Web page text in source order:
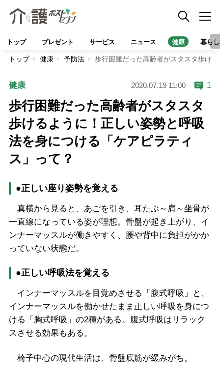
トップ プレゼント サービス ニュース 健康 暮らし
トップ 健康 予防法 歩行困難だった高齢者がスタスタ歩け
健康 2020.07.19 11:00 1
歩行困難だった高齢者がスタスタ
歩けるように！正しい姿勢と呼吸
法を身につける「ケアピラティ
ス」って？
●正しい座り姿勢を覚える
真横から見ると、あごを引き、耳たぶ～肩～坐骨が
一直線になっている姿が理想。骨盤が起き上がり、イ
ンナーマッスルが働きやすく、腰や背中に負担がかか
っていない状態だ。
●正しい呼吸法を覚える
インナーマッスルを目覚めさせる「腹式呼吸」と、
インナーマッスルを働かせたまま正しい呼吸を身につ
ける「胸式呼吸」の2種がある。腹式呼吸はリラック
スさせる効果もある。
椅子中心の現代生活は、骨盤底筋が緩みがち。